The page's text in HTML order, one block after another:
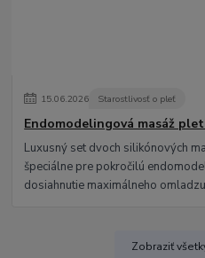
15.06.2026 Starostlivosť o pleť
Endomodelingová masáž
Luxusný set dvoch silikónových
špeciálne pre pokročilú
dosiahnutie maximálneho
Zobraziť